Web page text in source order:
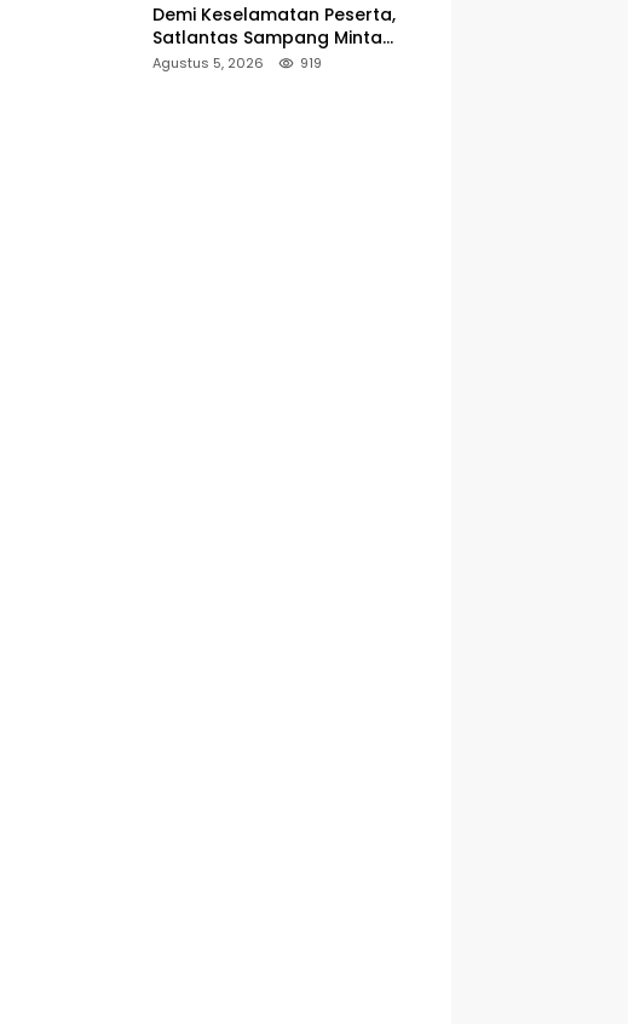
Demi Keselamatan Peserta,
Satlantas Sampang Minta
Latihan Gerak Jalan Pindah ke
Agustus 5, 2026 919